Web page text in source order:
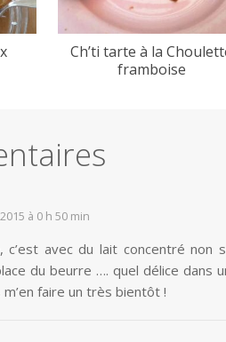
Ch’ti tarte à la
framboise
à 0 h 50 min
c’est avec du lait concentré non
du beurre …. quel délice dans
m’en faire un très bientôt !